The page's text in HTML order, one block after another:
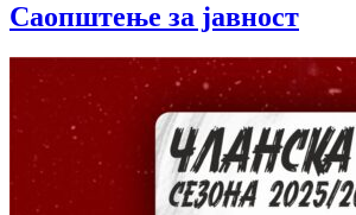
Саопштење за јавност